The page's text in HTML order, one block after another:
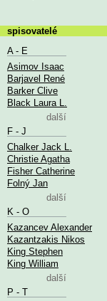
spisovatelé
A - E
Asimov Isaac
Barjavel René
Barker Clive
Black Laura L.
další
F - J
Chalker Jack L.
Christie Agatha
Fisher Catherine
Folný Jan
další
K - O
Kazancev Alexander
Kazantzakis Nikos
King Stephen
King William
další
P - T